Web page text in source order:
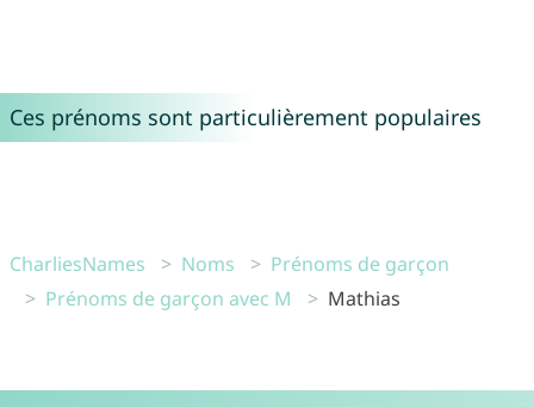
Ces prénoms sont particulièrement populaires
CharliesNames Noms
Prénoms de garçon
Prénoms de garçon avec M
Mathias